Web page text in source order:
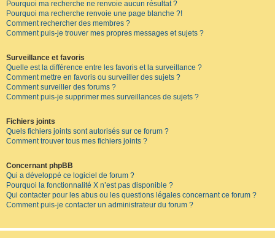
Pourquoi ma recherche ne renvoie aucun résultat ?
Pourquoi ma recherche renvoie une page blanche ?!
Comment rechercher des membres ?
Comment puis-je trouver mes propres messages et sujets ?
Surveillance et favoris
Quelle est la différence entre les favoris et la surveillance ?
Comment mettre en favoris ou surveiller des sujets ?
Comment surveiller des forums ?
Comment puis-je supprimer mes surveillances de sujets ?
Fichiers joints
Quels fichiers joints sont autorisés sur ce forum ?
Comment trouver tous mes fichiers joints ?
Concernant phpBB
Qui a développé ce logiciel de forum ?
Pourquoi la fonctionnalité X n’est pas disponible ?
Qui contacter pour les abus ou les questions légales concernant ce forum ?
Comment puis-je contacter un administrateur du forum ?